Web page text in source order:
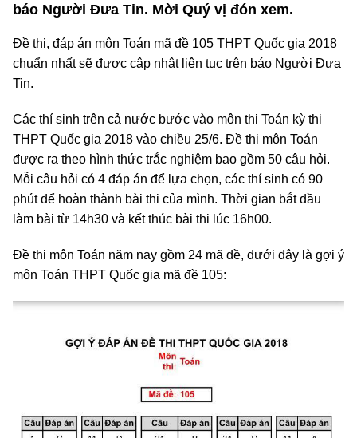
báo Người Đưa Tin. Mời Quý vị đón xem.
Đề thi, đáp án môn Toán mã đề 105 THPT Quốc gia 2018
chuẩn nhất sẽ được cập nhật liên tục trên báo Người Đưa
Tin.
Các thí sinh trên cả nước bước vào môn thi Toán kỳ thi
THPT Quốc gia 2018 vào chiều 25/6. Đề thi môn Toán
được ra theo hình thức trắc nghiệm bao gồm 50 câu hỏi.
Mỗi câu hỏi có 4 đáp án để lựa chọn, các thí sinh có 90
phút để hoàn thành bài thi của mình. Thời gian bắt đầu
làm bài từ 14h30 và kết thúc bài thi lúc 16h00.
Đề thi môn Toán năm nay gồm 24 mã đề, dưới đây là gợi ý
môn Toán THPT Quốc gia mã đề 105: